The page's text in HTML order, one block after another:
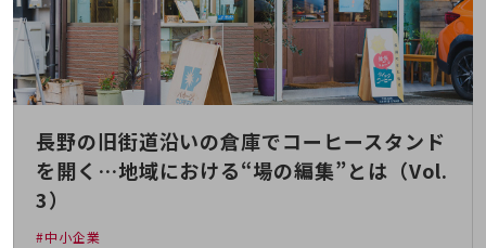
home5Gプラン
モバイルサービス
端末の一元管理
セキュリティ
運用保守・故障紛失サポート
回線・ネットワーク
お手続き
長野の旧街道沿いの倉庫でコーヒースタンド
を開く…地域における“場の編集”とは（Vol.
3）
#中小企業